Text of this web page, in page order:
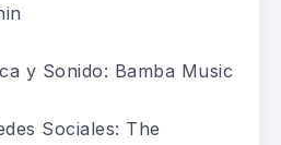
y Sonido: Bamba Music
Sociales: The